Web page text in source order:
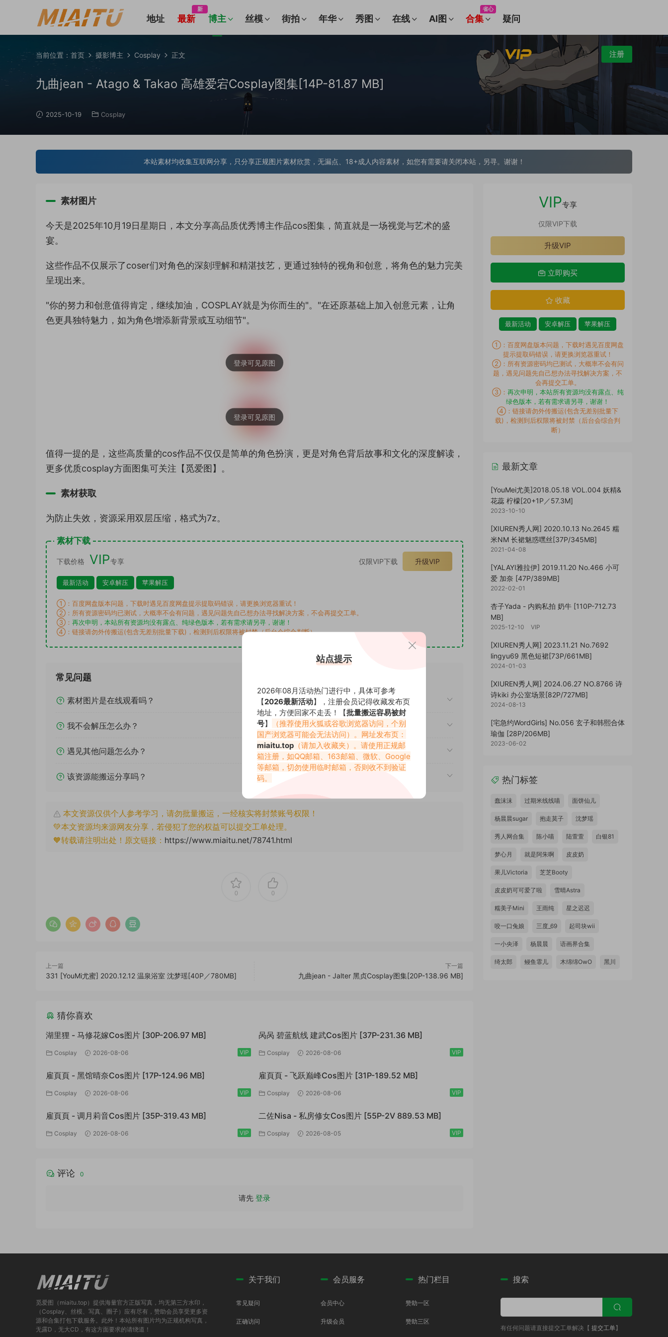
地址 最新
新
博主 丝模 街拍 年华 秀图 在线 AI图 合集
省心
疑问
登录 注册
当前位置： 首页 摄影博主 Cosplay 正文
九曲jean - Atago & Takao 高雄爱宕Cosplay图集[14P-81.87 MB]
2025-10-19 Cosplay
本站素材均收集互联网分享，只分享正规图片素材欣赏，无漏点、18+成人内容素材，如您有需要请关闭本站，另寻。谢谢！
素材图片
今天是2025年10月19日星期日，本文分享高品质优秀博主作品cos图集，简直就是一场视觉与艺术的盛
宴。
这些作品不仅展示了coser们对角色的深刻理解和精湛技艺，更通过独特的视角和创意，将角色的魅力完美
呈现出来。
"你的努力和创意值得肯定，继续加油，COSPLAY就是为你而生的"。"在还原基础上加入创意元素，让角
色更具独特魅力，如为角色增添新背景或互动细节"。
值得一提的是，这些高质量的cos作品不仅仅是简单的角色扮演，更是对角色背后故事和文化的深度解读，
更多优质cosplay方面图集可关注【觅爱图】。
素材获取
为防止失效，资源采用双层压缩，格式为7z。
素材下载
下载价格 VIP专享 仅限VIP下载 升级VIP
最新活动 安卓解压 苹果解压
①：百度网盘版本问题，下载时遇见百度网盘提示提取码错误，请更换浏览器重试！
②：所有资源密码均已测试，大概率不会有问题，遇见问题先自己想办法寻找解决方案，不会再提交工单。
③： 再次申明，本站所有资源均没有露点、纯绿色版本，若有需求请另寻，谢谢！
④：链接请勿外传搬运(包含无差别批量下载)，检测到后权限将被封禁（后台会综合判断）
常见问题
素材图片是在线观看吗？
我不会解压怎么办？
遇见其他问题怎么办？
该资源能搬运分享吗？
本文资源仅供个人参考学习，请勿批量搬运，一经核实将封禁账号权限！
💚本文资源均来源网友分享，若侵犯了您的权益可以提交工单处理。
🧡转载请注明出处！原文链接： https://www.miaitu.net/78741.html
0 0
上一篇
331 [YouMi尤蜜] 2020.12.12 温泉浴室 沈梦瑶[40P／780MB]
下一篇
九曲jean - Jalter 黑贞Cosplay图集[20P-138.96 MB]
猜你喜欢
湖里狸 - 马修花嫁Cos图片 [30P-206.97 MB]
Cosplay 2026-08-06 VIP
呙呙 碧蓝航线 建武Cos图片 [37P-231.36 MB]
Cosplay 2026-08-06 VIP
雇頁頁 - 黑馆晴奈Cos图片 [17P-124.96 MB]
Cosplay 2026-08-06 VIP
雇頁頁 - 飞跃巅峰Cos图片 [31P-189.52 MB]
Cosplay 2026-08-06 VIP
雇頁頁 - 调月莉音Cos图片 [35P-319.43 MB]
Cosplay 2026-08-06 VIP
二佐Nisa - 私房修女Cos图片 [55P-2V 889.53 MB]
Cosplay 2026-08-05 VIP
评论 0
请先 登录
VIP专享
仅限VIP下载
升级VIP
立即购买
收藏
最新活动 安卓解压 苹果解压
①：百度网盘版本问题，下载时遇见百度网盘
提示提取码错误，请更换浏览器重试！
②：所有资源密码均已测试，大概率不会有问
题，遇见问题先自己想办法寻找解决方案，不
会再提交工单。
③： 再次申明，本站所有资源均没有露点、纯
绿色版本，若有需求请另寻，谢谢！
④：链接请勿外传搬运(包含无差别批量下
载)，检测到后权限将被封禁（后台会综合判
断）
最新文章
[YouMei尤美]2018.05.18 VOL.004 妖精&
花蕊 柠檬[20+1P／57.3M]
2023-10-10
[XIUREN秀人网] 2020.10.13 No.2645 糯
米NM 长裙魅惑嘿丝[37P/345MB]
2021-04-08
[YALAYI雅拉伊] 2019.11.20 No.466 小可
爱 加奈 [47P/389MB]
2022-02-01
杏子Yada - 内购私拍 奶牛 [110P-712.73
MB]
2025-12-10 VIP
[XIUREN秀人网] 2023.11.21 No.7692
lingyu69 黑色短裙[73P/661MB]
2024-01-03
[XIUREN秀人网] 2024.06.27 NO.8766 诗
诗kiki 办公室场景[82P/727MB]
2024-08-13
[宅急约WordGirls] No.056 玄子和韩熙合体
瑜伽 [28P/206MB]
2023-06-02
热门标签
蠢沫沫 过期米线线喵 面饼仙儿
杨晨晨sugar 抱走莫子 沈梦瑶
秀人网合集 陈小喵 陆萱萱 白银81
梦心月 就是阿朱啊 皮皮奶
果儿Victoria 芝芝Booty
皮皮奶可可爱了啦 雪晴Astra
糯美子Mini 王雨纯 星之迟迟
咬一口兔娘 三度_69 起司块wii
一小央泽 杨晨晨 语画界合集
绮太郎 鳗鱼霏儿 木绵绵OwO 黑川
觅爱图（miaitu.top）提供海量官方正版写真，均无第三方水印，
（Cosplay、丝模、写真、圈子）应有尽有，赞助会员享受更多资
源和合集打包下载服务。此外！本站所有图片均为正规机构写真，
无露D，无大CD，有这方面要求的请绕道！
关于我们
常见疑问
正确访问
会员服务
会员中心
升级会员
热门栏目
赞助一区
赞助三区
搜索
有任何问题请直接提交工单解决【 提交工单】
站点提示
2026年08月活动热门进行中，具体可参考
【2026最新活动】，注册会员记得收藏发布页
地址，方便回家不走丢！【批量搬运容易被封
号】
（推荐使用火狐或谷歌浏览器访问，个别
国产浏览器可能会无法访问）。网址发布页：
miaitu.top （请加入收藏夹）。请使用正规邮
箱注册，如QQ邮箱、163邮箱、微软、Google
等邮箱，切勿使用临时邮箱，否则收不到验证
码。